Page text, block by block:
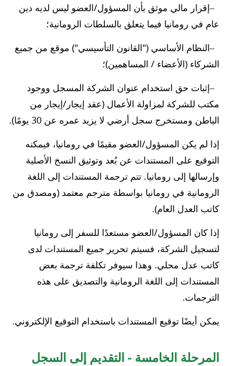
إقرار مالي موثق بأن المسؤول/العضو ليس لديه دين
عام في رومانيا فيما يتعلق بالسلطات الرومانية؛
النظام الأساسي ("القانون التأسيسي") موقع من جميع
الشركاء (الأعضاء / المساهمين)؛
إثبات حق استخدام عنوان الشركة المسجل ووجود
مكتب للشركة لمزاولة الأعمال (عقد إيجار/إيجار من
الباطن ومستخرج سجل أرضي لا يزيد عمره عن 30 يومًا).
إذا لم يكن المسؤول/العضو مقيمًا في رومانيا، فيمكنه
التوقيع على المستندات عن بُعد وتوثيق النسخ الأصلية
وإرسالها إلى رومانيا. تتم ترجمة المستندات إلى اللغة
الرومانية في رومانيا بواسطة مترجم معتمد (ومصدق من
كاتب العدل العام).
إذا كان المسؤول/العضو مستعدًا للسفر إلى رومانيا
لتسجيل الشركة، فسيتم تحرير جميع المستندات لدى
كاتب عدل محلي. وهذا سيوفر تكلفة ترجمة بعض
المستندات إلى اللغة الرومانية والتصديق على هذه
الترجمات.
يمكن أيضًا توقيع المستندات باستخدام التوقيع الإلكتروني.
المرحلة الخامسة - التقديم إلى السجل